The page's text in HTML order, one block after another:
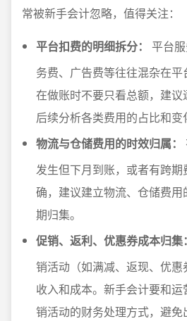
常被新手会计忽略，值得关注：
平台扣费的明细拆分：
平台
务费、广告费等往往混杂在
在做账时不要只看总额，建
后续分析各类费用的占比和变
物流与仓储费用的时效归属：
发生但下月到账，或者有跨
确，建议建立物流、仓储费
期归集。
促销、返利、优惠券成本归集：
销活动（如满减、返现、优
收入和成本。新手会计要和
销活动的财务处理方式，避